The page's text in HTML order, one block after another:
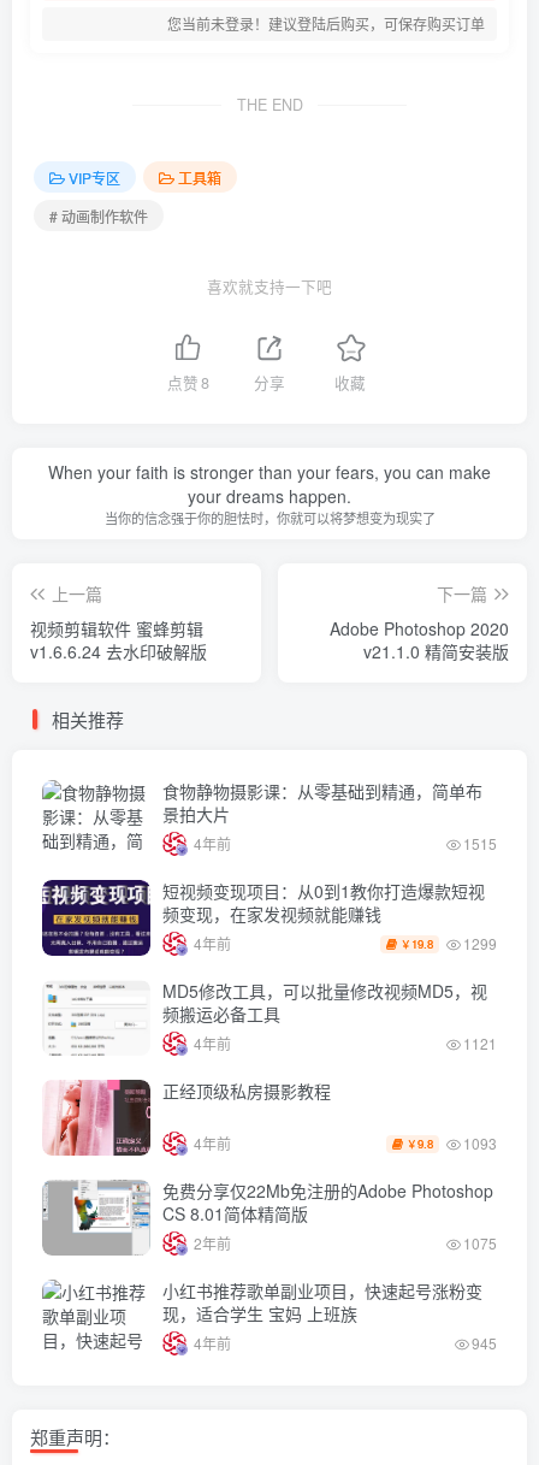
您当前未登录！建议登陆后购买，可保存购买订单
THE END
VIP专区
工具箱
# 动画制作软件
喜欢就支持一下吧
点赞8 分享 收藏
When your faith is stronger than your fears, you can make
your dreams happen.
当你的信念强于你的胆怯时，你就可以将梦想变为现实了
上一篇
视频剪辑软件 蜜蜂剪辑
v1.6.6.24 去水印破解版
下一篇
Adobe Photoshop 2020
v21.1.0 精简安装版
相关推荐
食物静物摄影课：从零基础到精通，简单布
景拍大片
4年前 1515
短视频变现项目：从0到1教你打造爆款短视
频变现，在家发视频就能赚钱
4年前 ￥ 19.8 1299
MD5修改工具，可以批量修改视频MD5，视
频搬运必备工具
4年前 1121
正经顶级私房摄影教程
4年前 ￥9.8 1093
免费分享仅22Mb免注册的Adobe Photoshop
CS 8.01简体精简版
2年前 1075
小红书推荐歌单副业项目，快速起号涨粉变
现，适合学生 宝妈 上班族
4年前 945
郑重声明：